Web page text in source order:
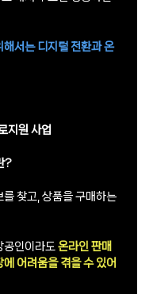
서는 디지털 전환과 온
지원 사업
?
찾고, 상품을 구매하는
공인이라도온라인 판매
어려움을 겪을 수 있어